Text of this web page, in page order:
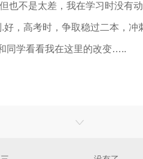
不是太差，我在学习时没有
，高考时，争取稳过二本，冲
学看看我在这里的改变…..